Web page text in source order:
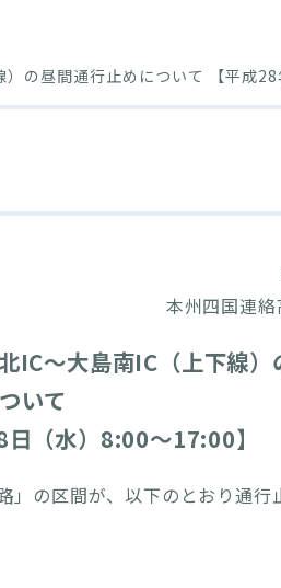
の昼間通行止めについて 【平成
本州四国連
IC～大島南IC（上下線）
いて
（水）8:00～17:00】
の区間が、以下のとおり通行